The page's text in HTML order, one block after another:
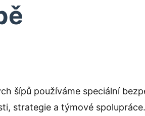
šípů používáme speciální
strategie a týmové